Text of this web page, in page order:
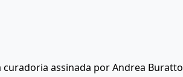
assinada por Andrea Buratto